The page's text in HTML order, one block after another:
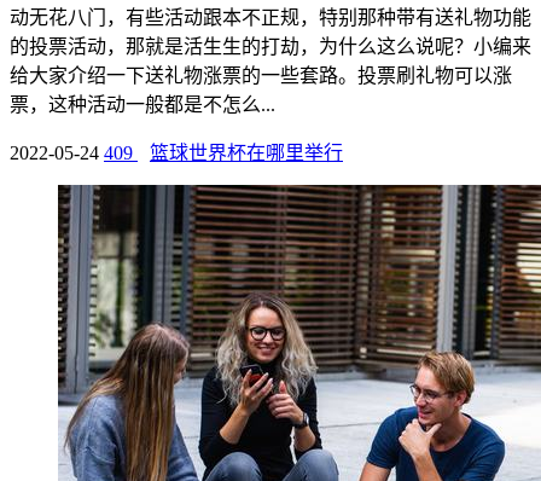
动无花八门，有些活动跟本不正规，特别那种带有送礼物功能
的投票活动，那就是活生生的打劫，为什么这么说呢？小编来
给大家介绍一下送礼物涨票的一些套路。投票刷礼物可以涨
票，这种活动一般都是不怎么...
2022-05-24 409 篮球世界杯在哪里举行